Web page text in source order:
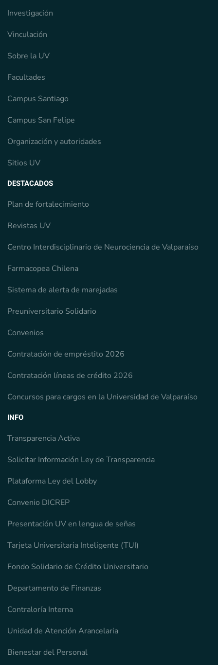
Investigación
Vinculación
Sobre la UV
Facultades
Campus Santiago
Campus San Felipe
Organización y autoridades
Sitios UV
DESTACADOS
Plan de fortalecimiento
Revistas UV
Centro Interdisciplinario de Neurociencia de Valparaíso
Farmacopea Chilena
Sistema de alerta de marejadas
Preuniversitario Solidario
Convenios
Contratación de empréstito 2026
Contratación líneas de crédito 2026
Concursos para cargos en la Universidad de Valparaíso
INFO
Transparencia Activa
Solicitar Información Ley de Transparencia
Plataforma Ley del Lobby
Convenio DICREP
Presentación UV en lengua de señas
Tarjeta Universitaria Inteligente (TUI)
Fondo Solidario de Crédito Universitario
Departamento de Finanzas
Contraloría Interna
Unidad de Atención Arancelaria
Bienestar del Personal